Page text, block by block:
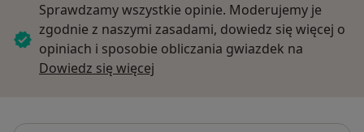
Sprawdzamy wszystkie opinie. Moderujemy je
zgodnie z naszymi zasadami, dowiedz się więcej o
opiniach i sposobie obliczania gwiazdek na
Dowiedz się więcej